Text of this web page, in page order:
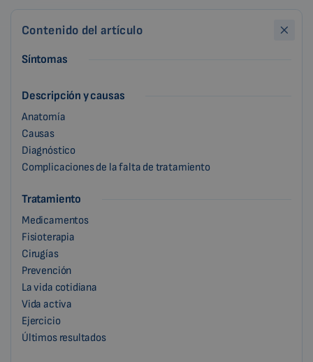
Contenido del artículo
Síntomas
Descripción y causas
Anatomía
Causas
Diagnóstico
Complicaciones de la falta de tratamiento
Tratamiento
Medicamentos
Fisioterapia
Cirugías
Prevención
La vida cotidiana
Vida activa
Ejercicio
Últimos resultados